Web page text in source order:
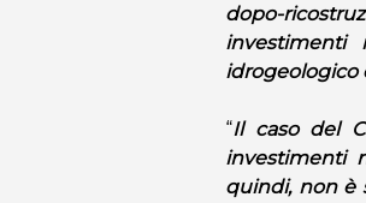
dopo-
investimenti
idrogeologico
“Il caso del
investimenti
quindi, non è